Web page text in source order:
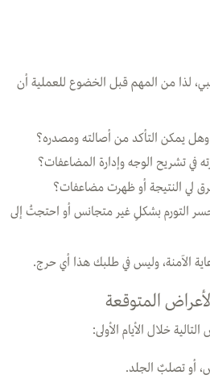
لذا من المهم قبل الخضوع للعملية أن
يمكن التأكد من أصالته ومصدره؟
في تشريح الوجه وإدارة المضاعفات؟
لي النتيجة أو ظهرت مضاعفات؟
التورم بشكلٍ غير متجانس أو احتجتُ إلى
الآمنة، وليس في طلبك هذا أي حرج.
المتوقعة
خلال الأيام الأولى:
أو تصلبٌ الجلد.